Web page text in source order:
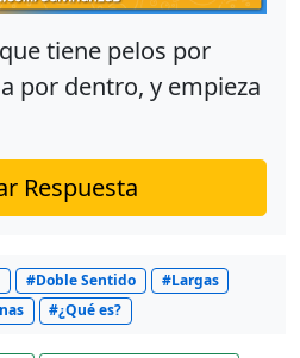
tiene pelos por
por dentro, y empieza
Respuesta
#Doble Sentido
#Largas
#¿Qué es?